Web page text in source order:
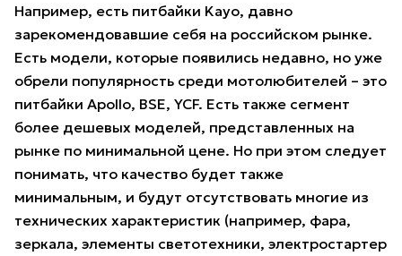
Например, есть питбайки Kayo, давно
зарекомендовавшие себя на российском рынке.
Есть модели, которые появились недавно, но уже
обрели популярность среди мотолюбителей – это
питбайки Apollo, BSE, YCF. Есть также сегмент
более дешевых моделей, представленных на
рынке по минимальной цене. Но при этом следует
понимать, что качество будет также
минимальным, и будут отсутствовать многие из
технических характеристик (например, фара,
зеркала, элементы светотехники, электростартер